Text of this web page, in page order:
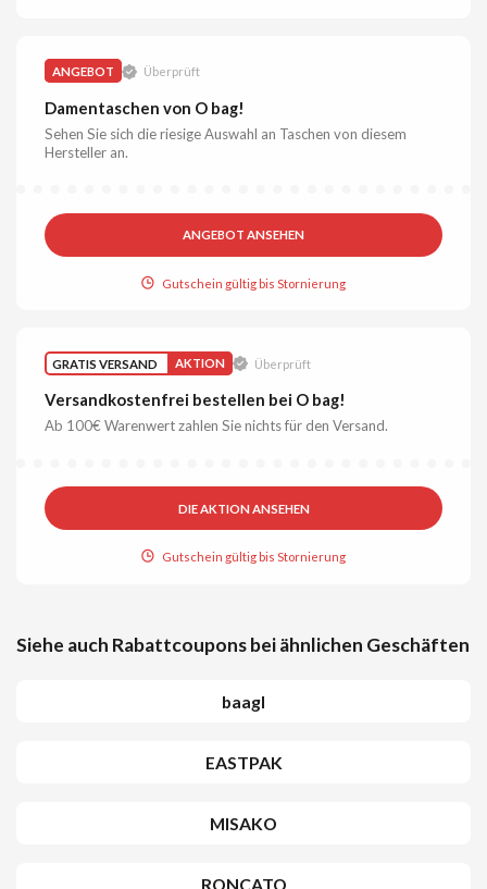
ANGEBOT Überprüft
Damentaschen von O bag!
Sehen Sie sich die riesige Auswahl an Taschen von diesem
Hersteller an.
ANGEBOT ANSEHEN
Gutschein gültig bis Stornierung
GRATIS VERSAND AKTION Überprüft
Versandkostenfrei bestellen bei O bag!
Ab 100€ Warenwert zahlen Sie nichts für den Versand.
DIE AKTION ANSEHEN
Gutschein gültig bis Stornierung
Siehe auch Rabattcoupons bei ähnlichen Geschäften
baagl
EASTPAK
MISAKO
RONCATO